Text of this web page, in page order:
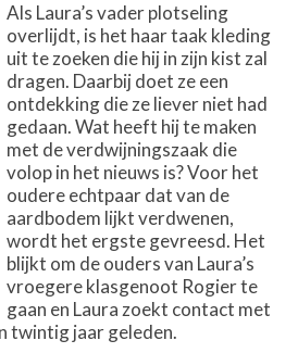
Als Laura’s vader plotseling
overlijdt, is het haar taak kleding
uit te zoeken die hij in zijn kist zal
dragen. Daarbij doet ze een
ontdekking die ze liever niet had
gedaan. Wat heeft hij te maken
met de verdwijningszaak die
volop in het nieuws is? Voor het
oudere echtpaar dat van de
aardbodem lijkt verdwenen,
wordt het ergste gevreesd. Het
blijkt om de ouders van Laura’s
vroegere klasgenoot Rogier te
gaan en Laura zoekt contact met
twintig jaar geleden.